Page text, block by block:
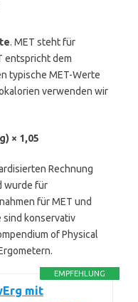
. MET steht für
entspricht dem
typische MET-Werte
verwenden wir
× 1,05
Rechnung
wurde für
für MET und
sind konservativ
of Physical
EMPFEHLUNG
mit